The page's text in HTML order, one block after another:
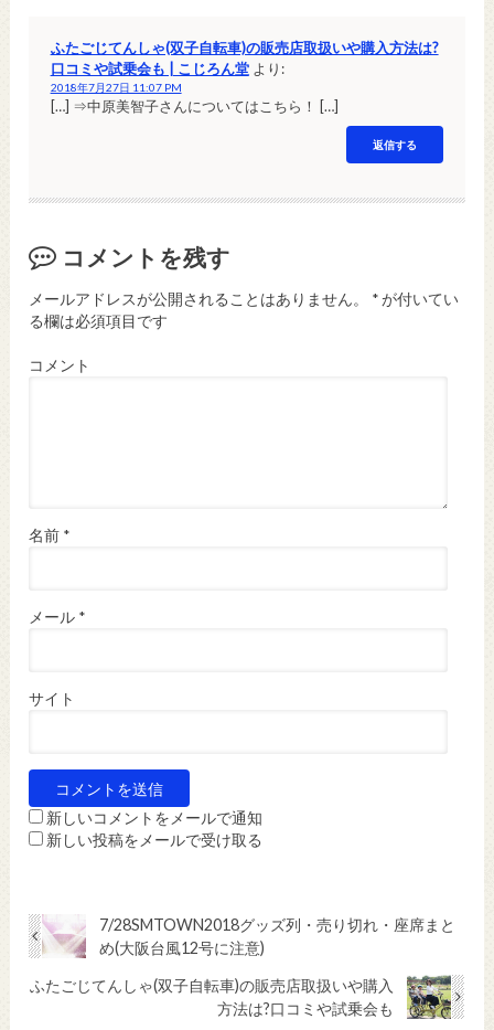
ふたごじてんしゃ(双子自転車)の販売店取扱いや購入方法は?
口コミや試乗会も | こじろん堂 より:
2018年7月27日 11:07 PM
[…] ⇒中原美智子さんについてはこちら！ […]
返信する
コメントを残す
メールアドレスが公開されることはありません。 *が付いてい
る欄は必須項目です
コメント
名前 *
メール *
サイト
新しいコメントをメールで通知
新しい投稿をメールで受け取る
7/28SMTOWN2018グッズ列・売り切れ・座席まと
め(大阪台風12号に注意)
ふたごじてんしゃ(双子自転車)の販売店取扱いや購入
方法は?口コミや試乗会も